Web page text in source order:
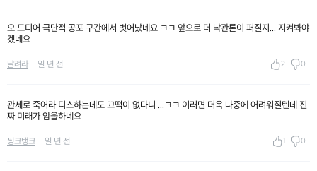
오 드디어 극단적 공포 구간에서 벗어났네요 ㅋㅋ 앞으로 더 낙관론이 퍼질지... 지켜봐야
겠네요
달려라 일 년 전 2 0
관세로 죽어라 디스하는데도 끄떡이 없다니 ...ㅋㅋ 이러면 더욱 나중에 어려워질텐데 진
짜 미래가 암울하네요
씽크탱크 일 년 전 1 0